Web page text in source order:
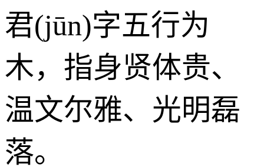
君(jūn)字五行为
木，指身贤体贵、
温文尔雅、光明磊
落。